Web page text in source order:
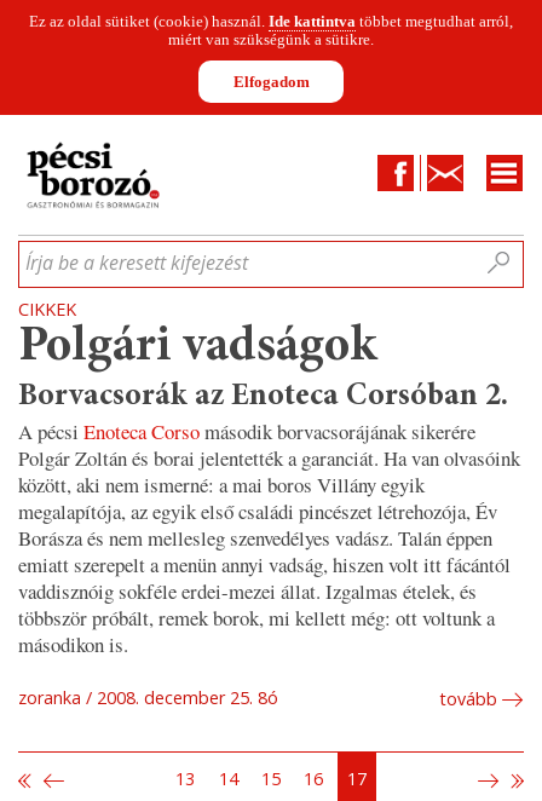
Ez az oldal sütiket (cookie) használ. Ide kattintva többet megtudhat arról,
miért van szükségünk a sütikre.
Elfogadom
FacebookKapcsolat
CIKKEKHÍREKINFOGRAFIKÁKMUNKATÁRSAKWINESOFA
Írja be a keresett kifejezést
CIKKEK
Polgári vadságok
Borvacsorák az Enoteca Corsóban 2.
A pécsi Enoteca Corsomásodik borvacsorájának sikerére
Polgár Zoltán és borai jelentették a garanciát. Ha van olvasóink
között, aki nem ismerné: a mai boros Villány egyik
megalapítója, az egyik első családi pincészet létrehozója, Év
Borásza és nem mellesleg szenvedélyes vadász. Talán éppen
emiatt szerepelt a menün annyi vadság, hiszen volt itt fácántól
vaddisznóig sokféle erdei-mezei állat. Izgalmas ételek, és
többször próbált, remek borok, mi kellett még: ott voltunk a
másodikon is.
zoranka 2008. december 25. 8ó tovább
13 14 15 16 17